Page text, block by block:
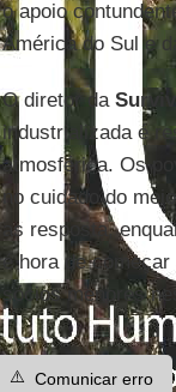
o apoio
América do Sul e
O diretor da
industrializada é
atmosférica. Os
no cuidado do
as resposta,
é hora de
sócios menores
⚠️ Comunicar erro